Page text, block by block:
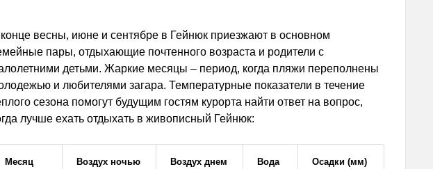
весны, июне и сентябре в Гейнюк приезжают в основном
пары, отдыхающие почтенного возраста и родители с
детьми. Жаркие месяцы – период, когда пляжи переполнены
и любителями загара. Температурные показатели в течение
сезона помогут будущим гостям курорта найти ответ на вопрос,
лучше ехать отдыхать в живописный Гейнюк:
Месяц Воздух ночью Воздух днем Вода Осадки (мм)